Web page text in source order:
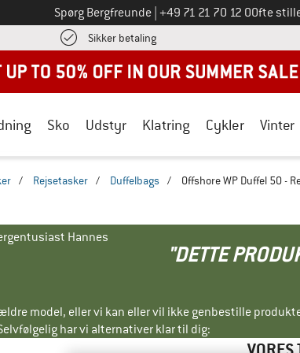
Spørg Bergfreunde Ring til os på
+49 71 21 70 12 0Ofte
Sikker betalingFind betalingsoplysningerne
Sko Udstyr Klatring Cykler Vinter
/ Rejsetasker / Duffelbags / Offshore WP Duffel 50 -
Hannes
"DETTE
model, eller vi kan eller vil ikke genbestille
har vi alternativer klar til dig: